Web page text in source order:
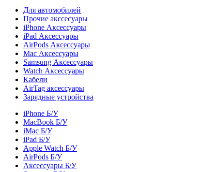
Для автомобилей
Прочие акссесуары
iPhone Аксессуары
iPad Аксессуары
AirPods Аксессуары
Mac Аксессуары
Samsung Аксессуары
Watch Аксессуары
Кабели
AirTag аксессуары
Зарядные устройства
iPhone Б/У
MacBook Б/У
iMac Б/У
iPad Б/У
Apple Watch Б/У
AirPods Б/У
Аксессуары Б/У